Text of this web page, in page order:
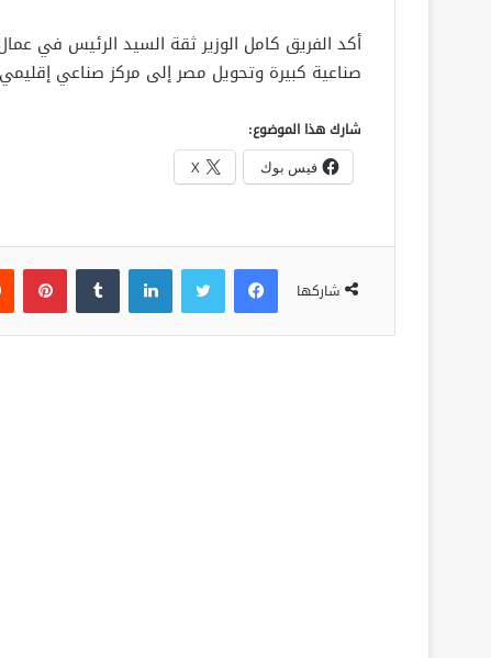
أكد الفريق كامل الوزير ثقة السيد الرئيس في
صناعية كبيرة وتحويل مصر إلى مركز صناعي إقليمي
شارك هذا الموضوع:
فيس بوك X
شاركها
فيسبوك لينكدإن بينتيريست